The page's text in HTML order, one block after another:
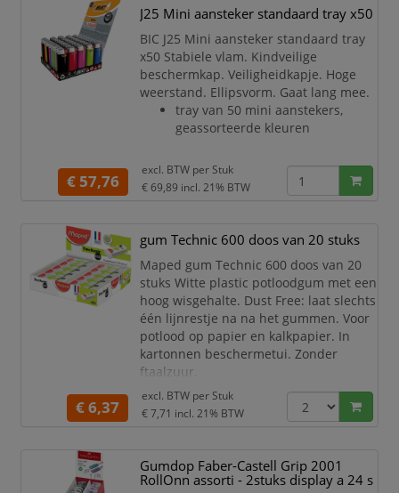
kwaliteitsgum voor comfortabele
en kleine correcties.
Gum is PVC- en Latex-vrij.
Hoogwaardige gum voor schoon
en vetvrij gummen.
Met aant
J25 Mini aansteker standaard tray x50
BIC J25 Mini aansteker standaard tray
x50 Stabiele vlam. Kindveilige
beschermkap. Veiligheidkapje. Hoge
weerstand. Ellipsvorm. Gaat lang mee.
tray van 50 mini aanstekers,
geassorteerde kleuren
€ 57,76
excl. BTW per Stuk
€ 69,89 incl. 21% BTW
gum Technic 600 doos van 20 stuks
Maped gum Technic 600 doos van 20
stuks Witte plastic potloodgum met een
hoog wisgehalte. Dust Free: laat slechts
één lijnrestje na na het gummen. Voor
potlood op papier en kalkpapier. In
kartonnen beschermetui. Zonder
ftaalzuur.
doos van 20 stuks
€ 6,37
excl. BTW per Stuk
€ 7,71 incl. 21% BTW
Gumdop Faber-Castell Grip 2001
RollOnn assorti - 2stuks display a 24 s